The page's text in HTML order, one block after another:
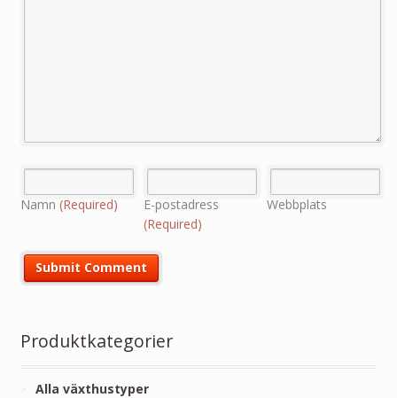
Namn (Required)
E-postadress
(Required)
Webbplats
Produktkategorier
Alla växthustyper